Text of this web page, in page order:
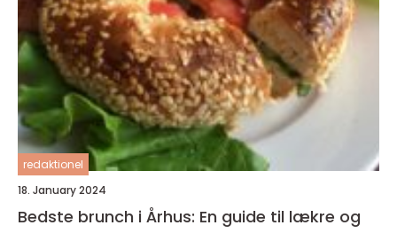
redaktionel
18. January 2024
Bedste brunch i Århus: En guide til lækre og